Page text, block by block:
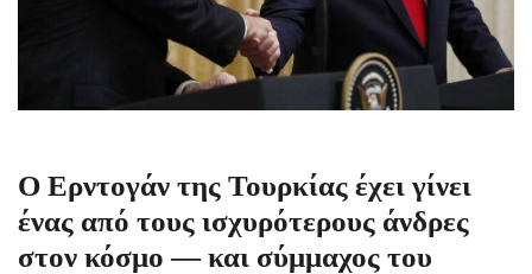
Ο Ερντογάν της Τουρκίας έχει γίνει
ένας από τους ισχυρότερους άνδρες
στον κόσμο — και σύμμαχος του